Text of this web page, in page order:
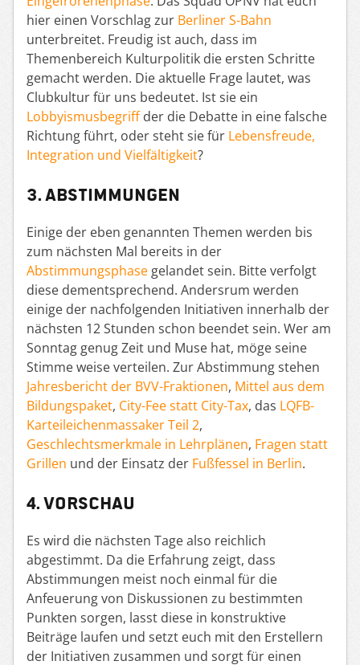
hier einen Vorschlag zur Berliner S-Bahn
unterbreitet. Freudig ist auch, dass im
Themenbereich Kulturpolitik die ersten Schritte
gemacht werden. Die aktuelle Frage lautet, was
Clubkultur für uns bedeutet. Ist sie ein
Lobbyismusbegriffder die Debatte in eine falsche
Richtung führt, oder steht sie für Lebensfreude,
Integration und Vielfältigkeit?
3. Abstimmungen
Einige der eben genannten Themen werden bis
zum nächsten Mal bereits in der
Abstimmungsphase gelandet sein. Bitte verfolgt
diese dementsprechend. Andersrum werden
einige der nachfolgenden Initiativen innerhalb der
nächsten 12 Stunden schon beendet sein. Wer am
Sonntag genug Zeit und Muse hat, möge seine
Stimme weise verteilen. Zur Abstimmung stehen
Jahresbericht der BVV-Fraktionen, Mittel aus dem
Bildungspaket, City-Fee statt City-Tax, das LQFB-
Karteileichenmassaker Teil 2,
Geschlechtsmerkmale in Lehrplänen, Fragen statt
Grillen und der Einsatz der Fußfessel in Berlin.
4. Vorschau
Es wird die nächsten Tage also reichlich
abgestimmt. Da die Erfahrung zeigt, dass
Abstimmungen meist noch einmal für die
Anfeuerung von Diskussionen zu bestimmten
Punkten sorgen, lasst diese in konstruktive
Beiträge laufen und setzt euch mit den Erstellern
der Initiativen zusammen und sorgt für einen